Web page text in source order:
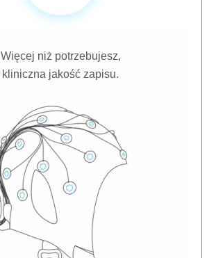
Więcej niż potrzebujesz,
kliniczna jakość zapisu.